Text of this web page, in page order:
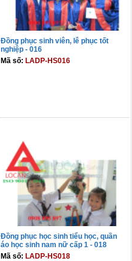
Đồng phục sinh viên, lễ phục tốt
nghiệp - 016
Mã số: LADP-HS016
Đồng phục học sinh tiểu học, quần
áo học sinh nam nữ cấp 1 - 018
Mã số: LADP-HS018